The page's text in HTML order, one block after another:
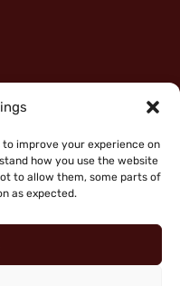
improve your experience on
how you use the website
to allow them, some parts of
as expected.